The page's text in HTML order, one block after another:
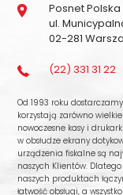
Posnet Polska
ul.
02-281
(22) 331 31 22
Od 1993 roku
korzystają zarówno
nowoczesne kasy i
w obsłudze ekrany
urządzenia fiskalne są
naszych Klientów.
naszych produktach
łatwość obsługi, a